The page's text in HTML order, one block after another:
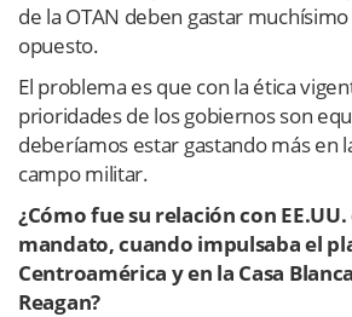
de la OTAN deben gastar
opuesto.
El problema es que con la ética
prioridades de los gobiernos son
deberíamos estar gastando más en
campo militar.
¿Cómo fue su relación con
mandato, cuando impulsaba el
Centroamérica y en la Casa
Reagan?